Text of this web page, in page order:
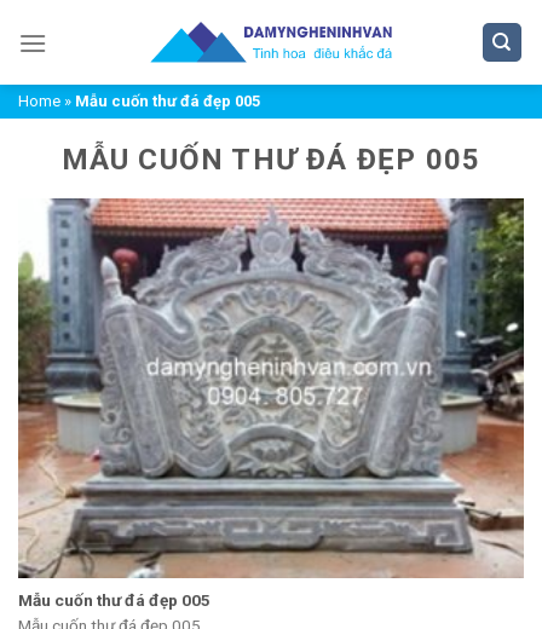
đến
dungHome » Mẫu cuốn thư đá đẹp 005
MẪU CUỐN THƯ ĐÁ ĐẸP 005
Mẫu cuốn thư đá đẹp 005
Mẫu cuốn thư đá đẹp 005...